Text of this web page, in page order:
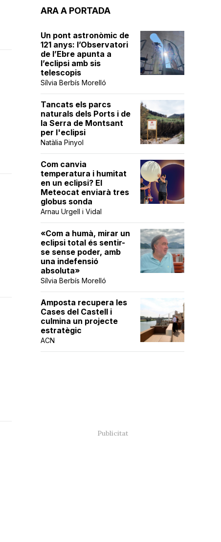
ARA A PORTADA
Un pont astronòmic de
121 anys: l’Observatori
de l’Ebre apunta a
l’eclipsi amb sis
telescopis
Sílvia Berbís Morelló
Tancats els parcs
naturals dels Ports i de
la Serra de Montsant
per l'eclipsi
Natàlia Pinyol
Com canvia
temperatura i humitat
en un eclipsi? El
Meteocat enviarà tres
globus sonda
Arnau Urgell i Vidal
«Com a humà, mirar un
eclipsi total és sentir-
se sense poder, amb
una indefensió
absoluta»
Sílvia Berbís Morelló
Amposta recupera les
Cases del Castell i
culmina un projecte
estratègic
ACN